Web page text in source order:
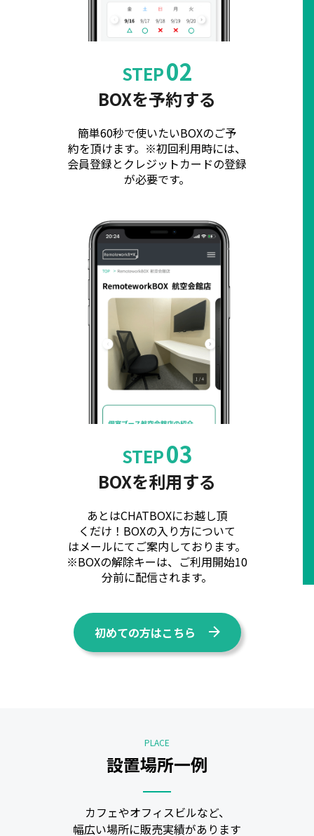
STEP02
BOXを予約する
簡単60秒で使いたいBOXのご予
約を頂けます。※初回利用時には、
会員登録とクレジットカードの登録
が必要です。
STEP03
BOXを利用する
あとはCHATBOXにお越し頂
くだけ！BOXの入り方について
はメールにてご案内しております。
※BOXの解除キーは、ご利用開始10
分前に配信されます。
初めての方はこちら
PLACE
設置場所一例
カフェやオフィスビルなど、
幅広い場所に販売実績があります